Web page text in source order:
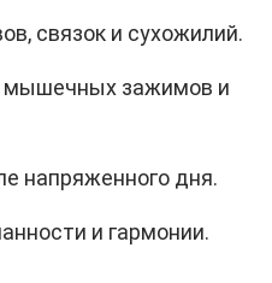
связок и сухожилий.
мышечных зажимов и
напряженного дня.
и гармонии.